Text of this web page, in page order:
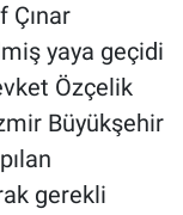
Çınar
yaya geçidi
Özçelik
Büyükşehir
gerekli